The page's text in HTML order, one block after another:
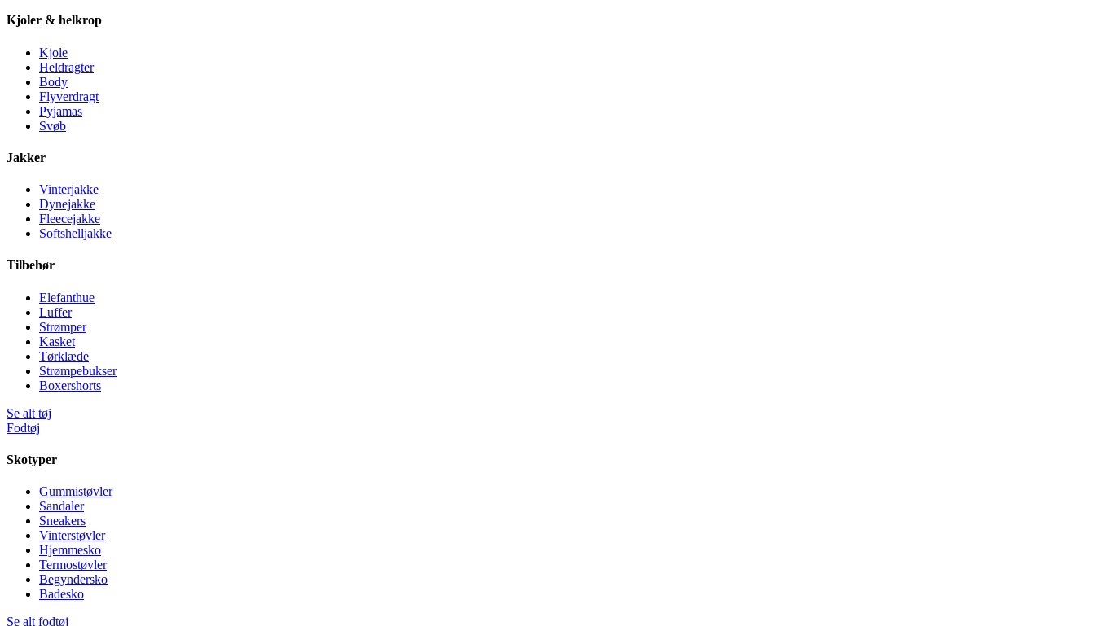
Kjoler & helkrop
Kjole
Heldragter
Body
Flyverdragt
Pyjamas
Svøb
Jakker
Vinterjakke
Dynejakke
Fleecejakke
Softshelljakke
Tilbehør
Elefanthue
Luffer
Strømper
Kasket
Tørklæde
Strømpebukser
Boxershorts
Se alt tøj
Fodtøj
Skotyper
Gummistøvler
Sandaler
Sneakers
Vinterstøvler
Hjemmesko
Termostøvler
Begyndersko
Badesko
Se alt fodtøj